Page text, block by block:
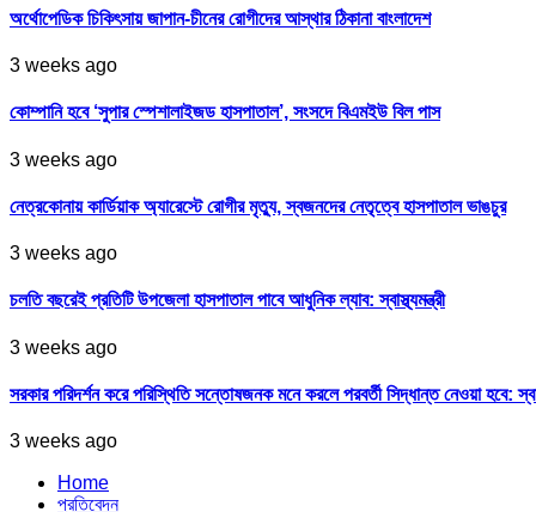
অর্থোপেডিক চিকিৎসায় জাপান-চীনের রোগীদের আস্থার ঠিকানা বাংলাদেশ
3 weeks ago
কোম্পানি হবে ‘সুপার স্পেশালাইজড হাসপাতাল’, সংসদে বিএমইউ বিল পাস
3 weeks ago
নেত্রকোনায় কার্ডিয়াক অ্যারেস্টে রোগীর মৃত্যু, স্বজনদের নেতৃত্বে হাসপাতাল ভাঙচুর
3 weeks ago
চলতি বছরেই প্রতিটি উপজেলা হাসপাতাল পাবে আধুনিক ল্যাব: স্বাস্থ্যমন্ত্রী
3 weeks ago
সরকার পরিদর্শন করে পরিস্থিতি সন্তোষজনক মনে করলে পরবর্তী সিদ্ধান্ত নেওয়া হবে:
3 weeks ago
Home
প্রতিবেদন